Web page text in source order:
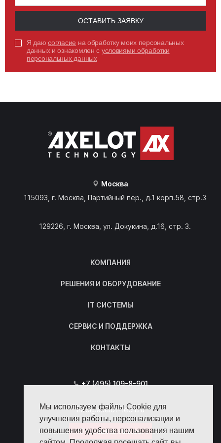
Мы используем файлы Cookie для
улучшения работы, персонализации и
повышения удобства пользования нашим
ОСТАВИТЬ ЗАЯВКУ
Я даюсогласие на обработку моих персональных
данных и ознакомлен с условиями обработки
персональных данных
Москва
115093, г. Москва, Партийный пер., д.1 корп.58, стр.3
129226, г. Москва, ул. Докукина, д.16, стр. 3.
КОМПАНИЯ
РЕШЕНИЯ И ОБОРУДОВАНИЕ
IT СИСТЕМЫ
СЕРВИС И ПОДДЕРЖКА
КОНТАКТЫ
+7 (495) 109-8-901
info@axelot-tech.ru
Отправить запрос